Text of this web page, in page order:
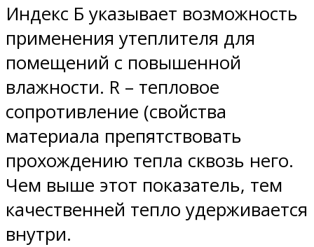
Индекс Б указывает возможность
применения утеплителя для
помещений с повышенной
влажности. R – тепловое
сопротивление (свойства
материала препятствовать
прохождению тепла сквозь него.
Чем выше этот показатель, тем
качественней тепло удерживается
внутри.